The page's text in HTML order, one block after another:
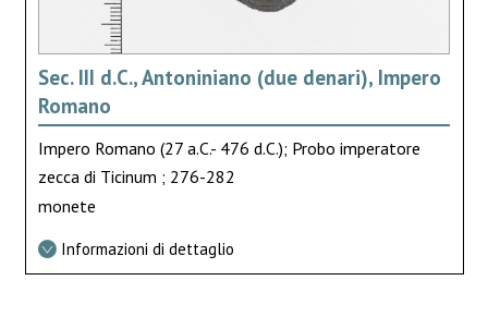
Sec. III d.C., Antoniniano (due denari), Impero
Romano
Impero Romano (27 a.C.- 476 d.C.); Probo imperatore
zecca di Ticinum ; 276-282
monete
Informazioni di dettaglio